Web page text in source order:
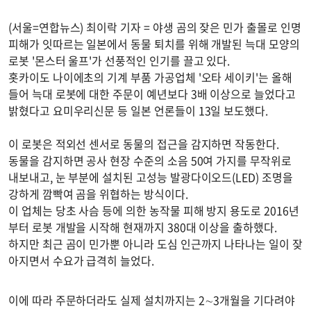
(서울=연합뉴스) 최이락 기자 = 야생 곰의 잦은 민가 출몰로 인명
피해가 잇따르는 일본에서 동물 퇴치를 위해 개발된 늑대 모양의
로봇 '몬스터 울프'가 선풍적인 인기를 끌고 있다.
홋카이도 나이에초의 기계 부품 가공업체 '오타 세이키'는 올해
들어 늑대 로봇에 대한 주문이 예년보다 3배 이상으로 늘었다고
밝혔다고 요미우리신문 등 일본 언론들이 13일 보도했다.
이 로봇은 적외선 센서로 동물의 접근을 감지하면 작동한다.
동물을 감지하면 공사 현장 수준의 소음 50여 가지를 무작위로
내보내고, 눈 부분에 설치된 고성능 발광다이오드(LED) 조명을
강하게 깜빡여 곰을 위협하는 방식이다.
이 업체는 당초 사슴 등에 의한 농작물 피해 방지 용도로 2016년
부터 로봇 개발을 시작해 현재까지 380대 이상을 출하했다.
하지만 최근 곰이 민가뿐 아니라 도심 인근까지 나타나는 일이 잦
아지면서 수요가 급격히 늘었다.
이에 따라 주문하더라도 실제 설치까지는 2∼3개월을 기다려야